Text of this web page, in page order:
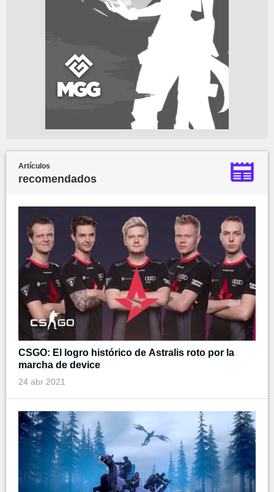
Artículos
recomendados
CSGO: El logro histórico de Astralis roto por la
marcha de device
24 abr 2021